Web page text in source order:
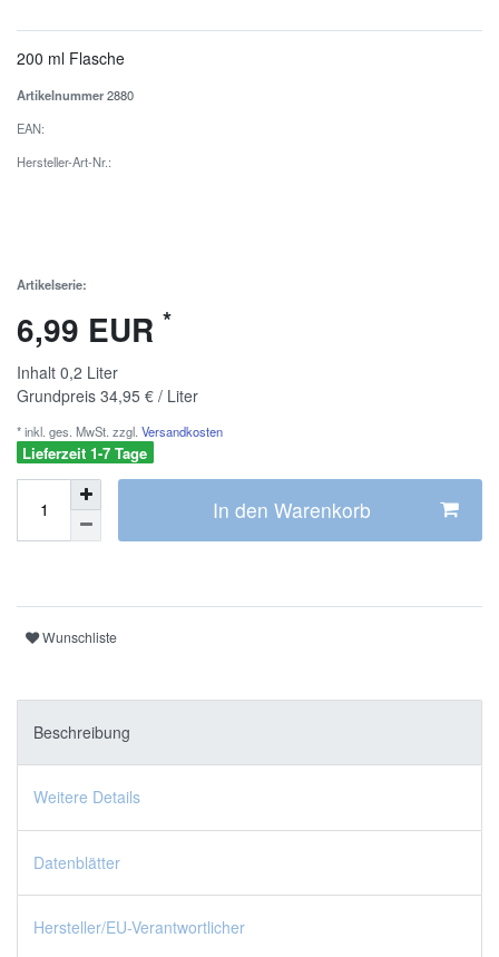
200 ml Flasche
Artikelnummer2880
EAN:
Hersteller-Art-Nr.:
Artikelserie:
6,99 EUR *
Inhalt 0,2 Liter
Grundpreis 34,95 € / Liter
* inkl. ges. MwSt. zzgl. Versandkosten
Lieferzeit 1-7 Tage
In den Warenkorb
Wunschliste
Beschreibung
Weitere Details
Datenblätter
Hersteller/EU-Verantwortlicher